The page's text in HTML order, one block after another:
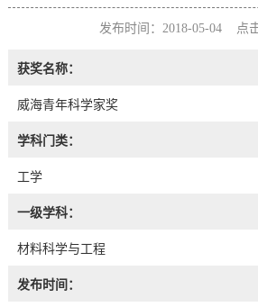
发布时间：2018-05-04 点击
获奖名称：
威海青年科学家奖
学科门类：
工学
一级学科：
材料科学与工程
发布时间：